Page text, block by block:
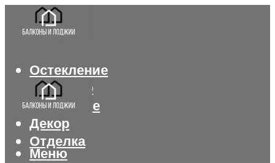
Остекление
Интерьер
Утепление
Декор
Отделка
Меню